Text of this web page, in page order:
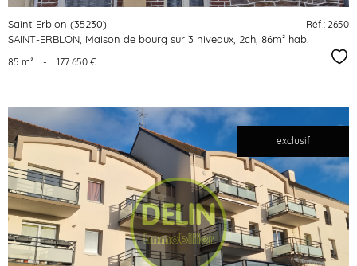
Saint-Erblon (35230)
SAINT-ERBLON, Maison de bourg sur 3 niveaux, 2ch, 86m² hab.
Réf : 2650
85 m² - 177 650 €
exclusif
voir le
bien